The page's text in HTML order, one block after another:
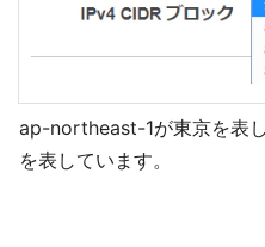
ap-northeast-1が東京を表し
を表しています。